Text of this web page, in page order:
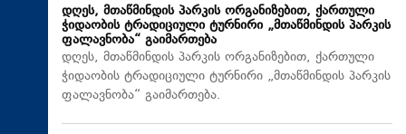
დღეს, მთაწმინდის პარკის ორგანიზებით, ქართული
ჭიდაობის ტრადიციული ტურნირი „მთაწმინდის პარკის
ფალავნობა“ გაიმართება
დღეს, მთაწმინდის პარკის ორგანიზებით, ქართული
ჭიდაობის ტრადიციული ტურნირი „მთაწმინდის პარკის
ფალავნობა“ გაიმართება.